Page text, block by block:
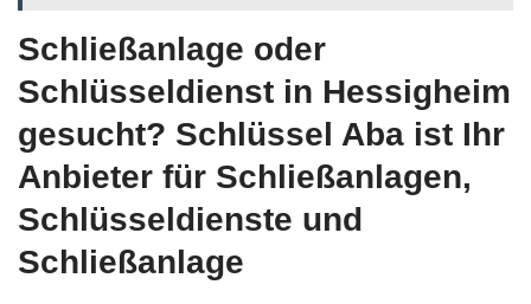
Schließanlage oder
Schlüsseldienst in Hessigheim
gesucht? Schlüssel Aba ist Ihr
Anbieter für Schließanlagen,
Schlüsseldienste und
Schließanlage